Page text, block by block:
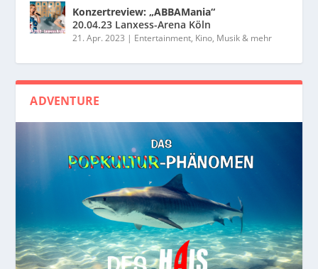
Konzertreview: „ABBAMania“
20.04.23 Lanxess-Arena Köln
21. Apr. 2023 | Entertainment, Kino, Musik & mehr
ADVENTURE